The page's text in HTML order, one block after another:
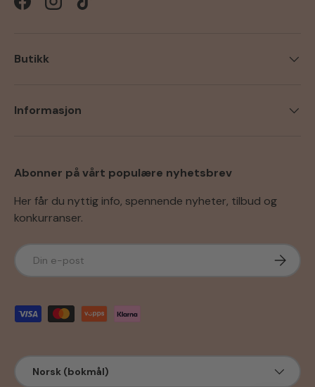
FacebookInstagramTikTok
Butikk
Informasjon
Abonner på vårt populære nyhetsbrev
Her får du nyttig info, spennende nyheter, tilbud og
konkurranser.
E-post Abonner
Godkjente betalingsmetoder
Språk
Norsk (bokmål)